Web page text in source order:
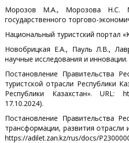
Морозов М.А., Морозова Н.С.
государственного торгово-
Национальный туристский портал
Новобрицкая Е.А., Пауль Л.В.,
научные исследования и
Постановление Правительства
туристской отрасли Республики
Республики Казахстан». URL:
17.10.2024).
Постановление Правительства
трансформации, развития отрасли
https://adilet.zan.kz/rus/docs/